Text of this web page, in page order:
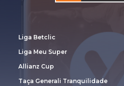
Liga Betclic
Liga Meu Super
Allianz Cup
Taça Generali Tranquilidade